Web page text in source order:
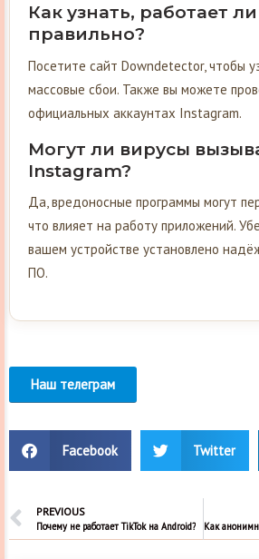
Как узнать, работает
правильно?
Посетите сайт Downdetector, чтобы
массовые сбои. Также вы можете
официальных аккаунтах Instagram.
Могут ли вирусы
Instagram?
Да, вредоносные программы могут
что влияет на работу приложений.
вашем устройстве установлено
ПО.
Наш телеграм
Facebook Twitter
PREVIOUS
Почему не работает TikTok на Android?